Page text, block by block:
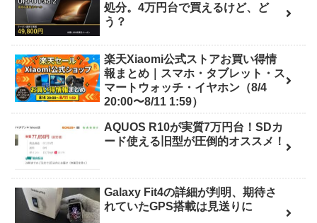
処分。4万円台で買えるけど、ど
う？
楽天Xiaomi公式ストアお買い得情
報まとめ｜スマホ・タブレット・ス
マートウォッチ・イヤホン（8/4
20:00〜8/11 1:59）
AQUOS R10が実質7万円台！SDカ
ード使える旧型が圧倒的オススメ！
Galaxy Fit4の詳細が判明、期待さ
れていたGPS搭載は見送りに